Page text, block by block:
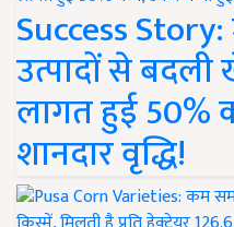
Success
उत्पादों से बदली
लागत हुई 50%
शानदार वृद्धि!